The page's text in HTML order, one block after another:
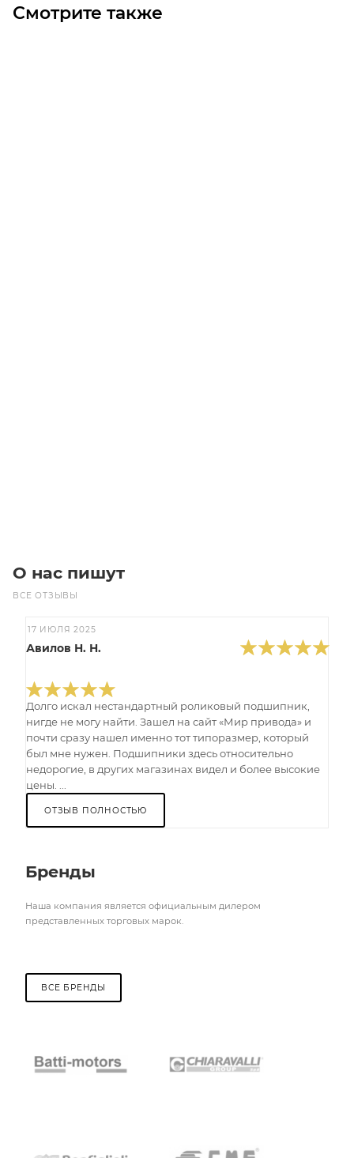
Смотрите также
О нас пишут
ВСЕ ОТЗЫВЫ
17 ИЮЛЯ 2025
Авилов Н. Н.
Долго искал нестандартный роликовый подшипник,
нигде не могу найти. Зашел на сайт «Мир привода» и
почти сразу нашел именно тот типоразмер, который
был мне нужен. Подшипники здесь относительно
недорогие, в других магазинах видел и более высокие
цены. ...
ОТЗЫВ ПОЛНОСТЬЮ
Бренды
Наша компания является официальным дилером
представленных торговых марок.
ВСЕ БРЕНДЫ